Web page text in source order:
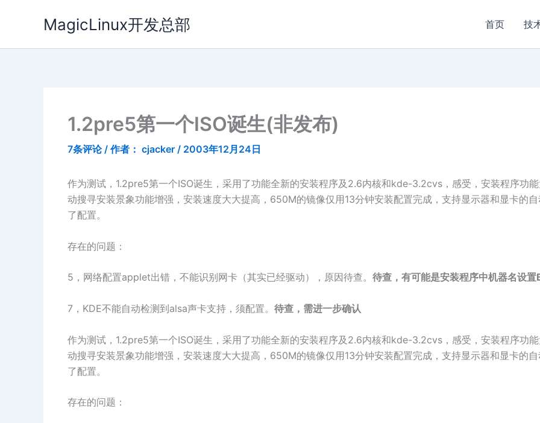
MagicLinux开发总部 首页 技
1.2pre5第一个ISO诞生(非发布)
7条评论 / 作者： cjacker / 2003年12月24日
作为测试，1.2pre5第一个ISO诞生，采用了功能全新的安装程序及2.6内核和kde-3.2cvs，感受，安装程序功
动搜寻安装景象功能增强，安装速度大大提高，650M的镜像仅用13分钟安装配置完成，支持显示器和显卡的
了配置。
存在的问题：
5，网络配置applet出错，不能识别网卡（其实已经驱动），原因待查。 待查，有可能是安装程序中机器名设
7，KDE不能自动检测到alsa声卡支持，须配置。 待查，需进一步确认
作为测试，1.2pre5第一个ISO诞生，采用了功能全新的安装程序及2.6内核和kde-3.2cvs，感受，安装程序功
动搜寻安装景象功能增强，安装速度大大提高，650M的镜像仅用13分钟安装配置完成，支持显示器和显卡的
了配置。
存在的问题：